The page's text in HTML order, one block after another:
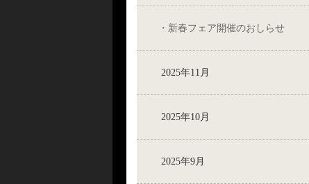
新春フェア開催のおしらせ
2025年11月
2025年10月
2025年9月